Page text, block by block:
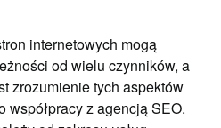
internetowych mogą
od wielu czynników, a
zrozumienie tych aspektów
współpracy z agencją SEO.